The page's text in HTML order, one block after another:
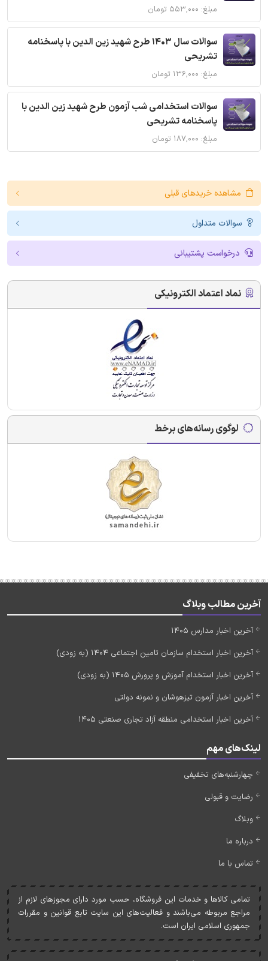
مبلغ: ۵۵۳,۰۰۰ تومان
سوالات سال 1403 طرح شهید زین الدین با پاسخنامه
تشریحی
مبلغ: ۱۳۶,۰۰۰ تومان
سوالات استخدامی شب آزمون طرح شهید زین الدین با
پاسخنامه تشریحی
مبلغ: ۱۸۷,۰۰۰ تومان
مشاهده خریدهای قبلی
سوالات متداول
درخواست پشتیبانی
نماد اعتماد الکترونیکی
لوگوی رسانه‌های برخط
آخرین مطالب وبلاگ
آخرین اخبار مدارس 1405
آخرین اخبار استخدام سازمان تامین اجتماعی 1404 (به زودی)
آخرین اخبار استخدام آموزش و پرورش 1405 (به زودی)
آخرین اخبار آزمون تیزهوشان و نمونه دولتی
آخرین اخبار استخدامی منطقه آزاد تجاری صنعتی 1405
لینک‌های مهم
چهارشنبه‌های تخفیفی
رضایت و قبولی
وبلاگ
درباره ما
تماس با ما
تمامی کالاها و خدمات اين فروشگاه، حسب مورد دارای مجوزهای لازم از
مراجع مربوطه می‌باشند و فعاليت‌های اين سايت تابع قوانين و مقررات
جمهوری اسلامی ايران است.